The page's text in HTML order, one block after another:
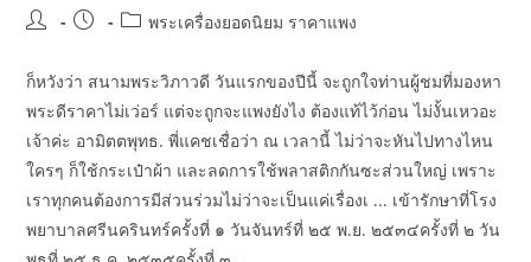
Post
Post
Postพระเครื่องยอดนิยม ราคาแพง
ก็หวังว่า สนามพระวิภาวดี วันแรกของปีนี้ จะถูกใจท่านผู้ชมที่มองหา
พระดีราคาไม่เว่อร์ แต่จะถูกจะแพงยังไง ต้องแท้ไว้ก่อน ไม่งั้นเหวอะ
เจ้าค่ะ อามิตตพุทธ. พี่แคชเชื่อว่า ณ เวลานี้ ไม่ว่าจะหันไปทางไหน
ใครๆ ก็ใช้กระเป๋าผ้า และลดการใช้พลาสติกกันซะส่วนใหญ่ เพราะ
เราทุกคนต้องการมีส่วนร่วมไม่ว่าจะเป็นแค่เรื่องเ ... เข้ารักษาที่โรง
พยาบาลศรีนครินทร์ครั้งที่ ๑ วันจันทร์ที่ ๒๕ พ.ย. ๒๕๓๔ครั้งที่ ๒ วัน